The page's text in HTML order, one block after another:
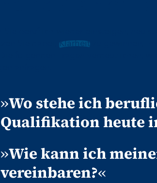
Klarheit
»Wo stehe ich
Qualifikation heute
»Wie kann ich
vereinbaren?«